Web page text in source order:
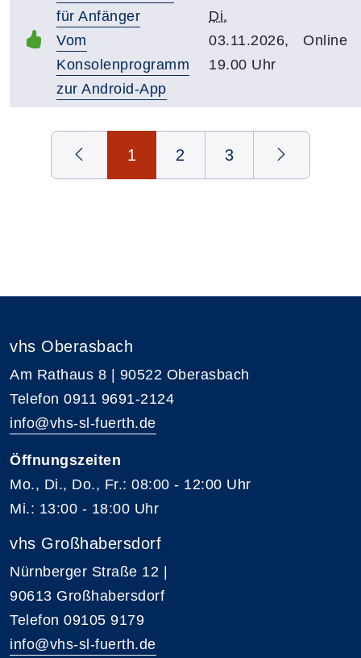
für Anfänger
Vom
Konsolenprogramm
zur Android-App
Di.
03.11.2026,
19.00 Uhr
Online
1 2 3
vhs Oberasbach
Am Rathaus 8 | 90522 Oberasbach
Telefon 0911 9691-2124
info@vhs-sl-fuerth.de
Öffnungszeiten
Mo., Di., Do., Fr.: 08:00 - 12:00 Uhr
Mi.: 13:00 - 18:00 Uhr
vhs Großhabersdorf
Nürnberger Straße 12 |
90613 Großhabersdorf
Telefon 09105 9179
info@vhs-sl-fuerth.de